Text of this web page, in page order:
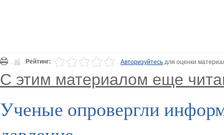
Рейтинг: Авторизуйтесьдля оценки
С этим материалом еще
Ученые опровергли